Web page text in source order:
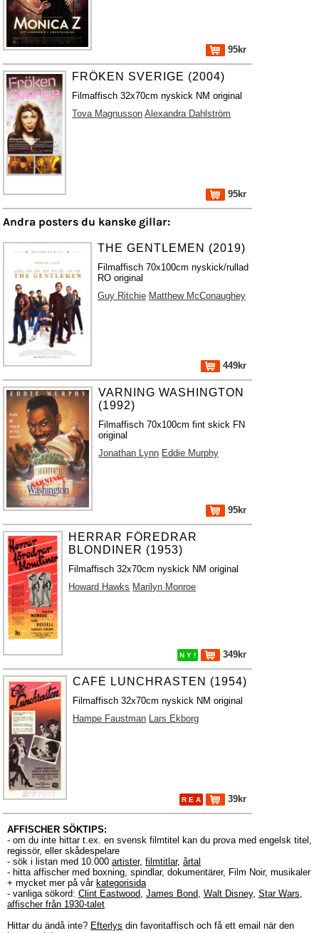
95kr
FRÖKEN SVERIGE (2004)
Filmaffisch 32x70cm nyskick NM original
Tova Magnusson Alexandra Dahlström
95kr
Andra posters du kanske gillar:
THE GENTLEMEN (2019)
Filmaffisch 70x100cm nyskick/rullad
RO original
Guy Ritchie Matthew McConaughey
449kr
VARNING WASHINGTON
(1992)
Filmaffisch 70x100cm fint skick FN
original
Jonathan Lynn Eddie Murphy
95kr
HERRAR FÖREDRAR
BLONDINER (1953)
Filmaffisch 32x70cm nyskick NM original
Howard Hawks Marilyn Monroe
N Y ! 349kr
CAFÉ LUNCHRASTEN (1954)
Filmaffisch 32x70cm nyskick NM original
Hampe Faustman Lars Ekborg
R E A 39kr
AFFISCHER SÖKTIPS:
- om du inte hittar t.ex. en svensk filmtitel kan du prova med engelsk titel,
regissör, eller skådespelare
- sök i listan med 10.000 artister, filmtitlar, årtal
- hitta affischer med boxning, spindlar, dokumentärer, Film Noir, musikaler
+ mycket mer på vår kategorisida
- vanliga sökord: Clint Eastwood, James Bond, Walt Disney, Star Wars,
affischer från 1930-talet
Hittar du ändå inte? Efterlys din favoritaffisch och få ett email när den